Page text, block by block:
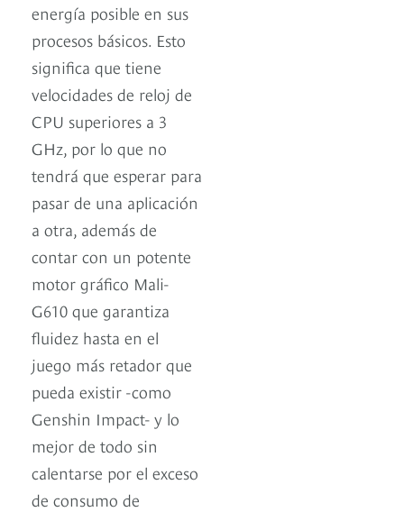
energía posible en sus
procesos básicos. Esto
significa que tiene
velocidades de reloj de
CPU superiores a 3
GHz, por lo que no
tendrá que esperar para
pasar de una aplicación
a otra, además de
contar con un potente
motor gráfico Mali-
G610 que garantiza
fluidez hasta en el
juego más retador que
pueda existir -como
Genshin Impact- y lo
mejor de todo sin
calentarse por el exceso
de consumo de